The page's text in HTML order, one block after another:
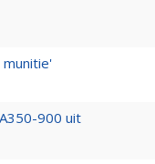
900 uit